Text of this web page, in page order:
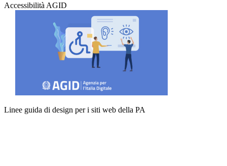
Accessibilità AGID
Linee guida di design per i siti web della PA